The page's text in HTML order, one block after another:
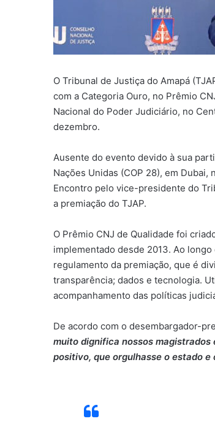
O Tribunal de Justiça do Amapá
com a Categoria Ouro, no Prêmio
Nacional do Poder Judiciário, no
dezembro.
Ausente do evento devido à sua
Nações Unidas (COP 28), em
Encontro pelo vice-presidente do
a premiação do TJAP.
O Prêmio CNJ de Qualidade foi
implementado desde 2013. Ao
regulamento da premiação, que é
transparência; dados e tecnologia.
acompanhamento das políticas
De acordo com o desembargador-
muito dignifica nossos
positivo, que orgulhasse o estado e